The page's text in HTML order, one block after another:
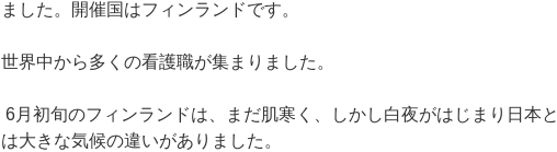
ました。開催国はフィンランドです。
世界中から多くの看護職が集まりました。
6月初旬のフィンランドは、まだ肌寒く、しかし白夜がはじまり日本と
は大きな気候の違いがありました。